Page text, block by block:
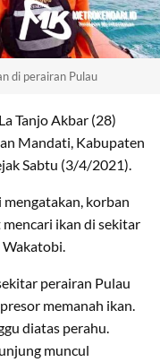
di perairan Pulau
Tanjo Akbar (28)
Mandati, Kabupaten
Sabtu (3/4/2021).
mengatakan, korban
mencari ikan di sekitar
Wakatobi.
perairan Pulau
memanah ikan.
diatas perahu.
muncul